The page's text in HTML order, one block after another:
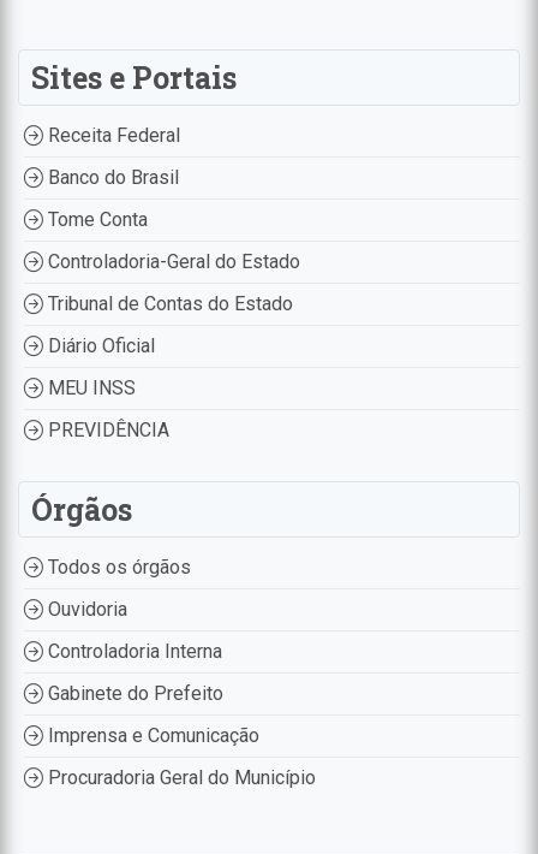
Sites e Portais
Receita Federal
Banco do Brasil
Tome Conta
Controladoria-Geral do Estado
Tribunal de Contas do Estado
Diário Oficial
MEU INSS
PREVIDÊNCIA
Órgãos
Todos os órgãos
Ouvidoria
Controladoria Interna
Gabinete do Prefeito
Imprensa e Comunicação
Procuradoria Geral do Município